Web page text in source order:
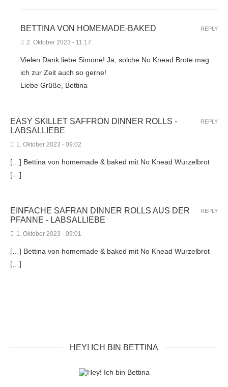
BETTINA VON HOMEMADE-BAKED
2. Oktober 2023 - 11:17
Vielen Dank liebe Simone! Ja, solche No Knead Brote mag
ich zur Zeit auch so gerne!
Liebe Grüße, Bettina
REPLY
EASY SKILLET SAFFRON DINNER ROLLS -
LABSALLIEBE
1. Oktober 2023 - 09:02
[…] Bettina von homemade & baked mit No Knead Wurzelbrot
[…]
REPLY
EINFACHE SAFRAN DINNER ROLLS AUS DER
PFANNE - LABSALLIEBE
1. Oktober 2023 - 09:01
[…] Bettina von homemade & baked mit No Knead Wurzelbrot
[…]
REPLY
HEY! ICH BIN BETTINA